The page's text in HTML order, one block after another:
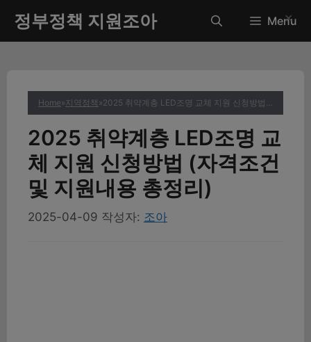
츠
정부정책 지원조아 Menu
Home»지역정책 » 2025 취약계층 LED조명 교체 지원 신청방법 (자격조건 및 지원내용 총정리)
2025 취약계층 LED조명 교
체 지원 신청방법 (자격조건
및 지원내용 총정리)
2025-04-09 작성자: 조아
✕